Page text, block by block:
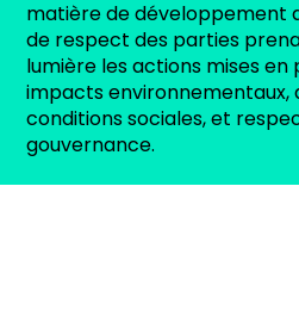
matière de développement
de respect des parties
lumière les actions mises
impacts environnementaux,
conditions sociales, et
gouvernance.